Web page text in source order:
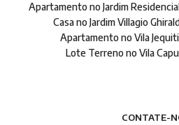
Apartamento no Jardim
Casa no Jardim Villagio
Apartamento no Vila
Lote Terreno no Vila
CONTATE-